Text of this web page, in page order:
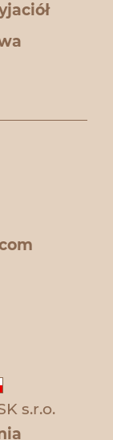
s.r.o.